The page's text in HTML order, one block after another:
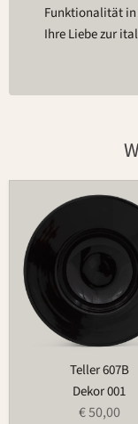
Funktionalität in
Ihre Liebe zur
Teller 607B
Dekor 001
€ 50,00